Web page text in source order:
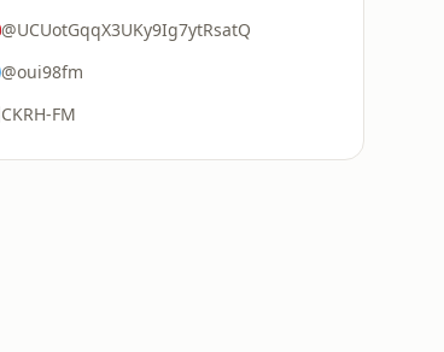
@UCUotGqqX3UKy9Ig7ytRsatQ
@oui98fm
CKRH-FM